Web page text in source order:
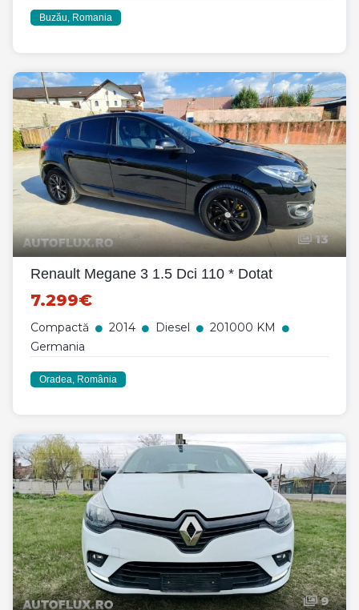
Buzău, Romania
13
Renault Megane 3 1.5 Dci 110 * Dotat
7.299€
Compactă 2014 Diesel
201000 KM
Germania
Oradea, România
9